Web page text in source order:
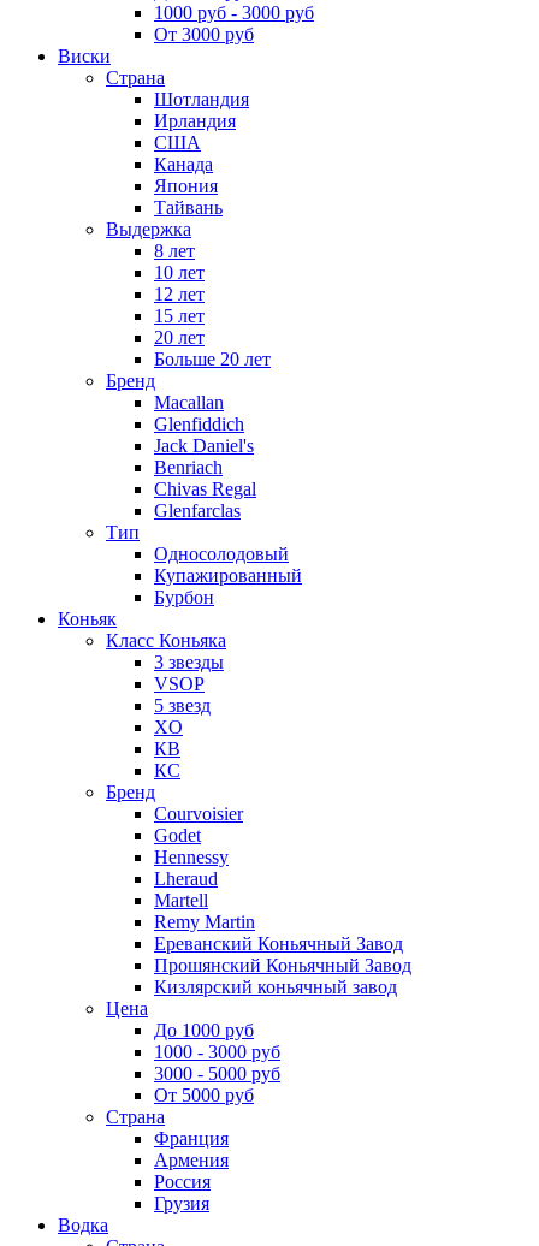
1000 руб - 3000 руб
От 3000 руб
Виски
Страна
Шотландия
Ирландия
США
Канада
Япония
Тайвань
Выдержка
8 лет
10 лет
12 лет
15 лет
20 лет
Больше 20 лет
Бренд
Macallan
Glenfiddich
Jack Daniel's
Benriach
Chivas Regal
Glenfarclas
Тип
Односолодовый
Купажированный
Бурбон
Коньяк
Класс Коньяка
3 звезды
VSOP
5 звезд
XO
КВ
КС
Бренд
Courvoisier
Godet
Hennessy
Lheraud
Martell
Remy Martin
Ереванский Коньячный Завод
Прошянский Коньячный Завод
Кизлярский коньячный завод
Цена
До 1000 руб
1000 - 3000 руб
3000 - 5000 руб
От 5000 руб
Страна
Франция
Армения
Россия
Грузия
Водка